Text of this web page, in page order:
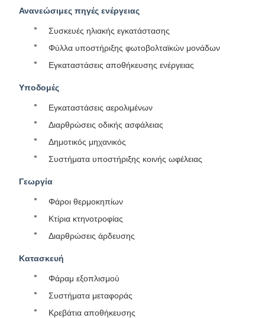
Ανανεώσιμες πηγές ενέργειας
Συσκευές ηλιακής εγκατάστασης
Φύλλα υποστήριξης φωτοβολταϊκών μονάδων
Εγκαταστάσεις αποθήκευσης ενέργειας
Υποδομές
Εγκαταστάσεις αερολιμένων
Διαρθρώσεις οδικής ασφάλειας
Δημοτικός μηχανικός
Συστήματα υποστήριξης κοινής ωφέλειας
Γεωργία
Φάροι θερμοκηπίων
Κτίρια κτηνοτροφίας
Διαρθρώσεις άρδευσης
Κατασκευή
Φάραμ εξοπλισμού
Συστήματα μεταφοράς
Κρεβάτια αποθήκευσης